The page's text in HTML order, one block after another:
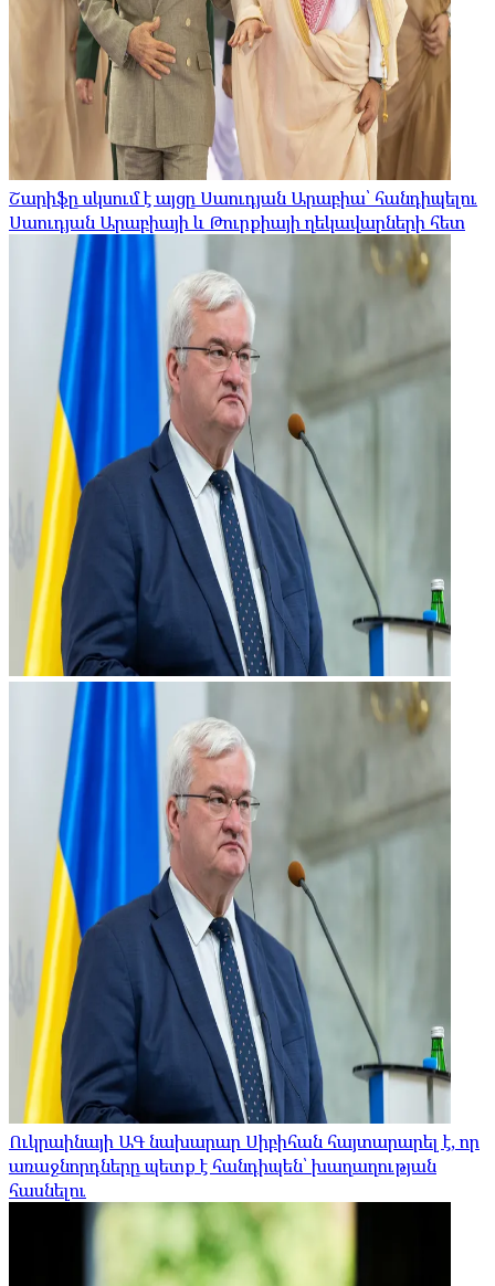
Շարիֆը սկսում է այցը Սաուդյան Արաբիա՝ հանդիպելու
Սաուդյան Արաբիայի և Թուրքիայի ղեկավարների հետ
Ուկրաինայի ԱԳ նախարար Սիբիհան հայտարարել է, որ
առաջնորդները պետք է հանդիպեն՝ խաղաղության
հասնելու